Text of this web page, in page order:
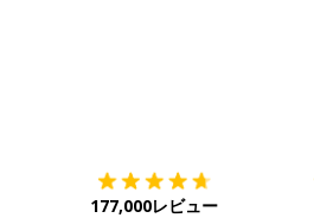
177,000レビュー